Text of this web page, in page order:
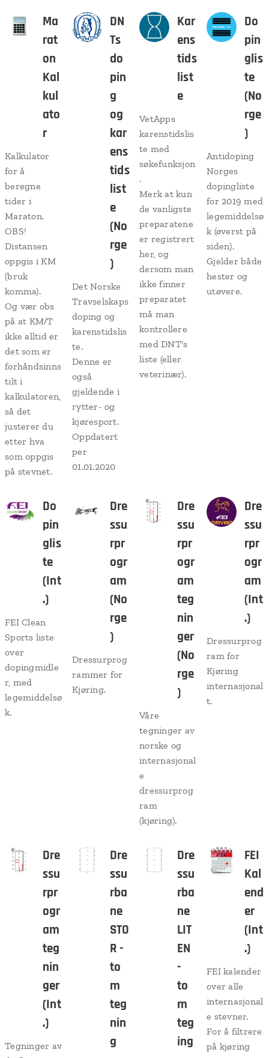
Ma
rat
on
Kal
kul
ato
r
Kalkulator
for å
beregne
tider i
Maraton.
OBS!
Distansen
oppgis i KM
(bruk
komma).
Og vær obs
på at KM/T
ikke alltid er
det som er
forhåndsinns
tilt i
kalkulatoren,
så det
justerer du
etter hva
som oppgis
på stevnet.
DN
Ts
do
pin
g
og
kar
ens
tids
list
e
(No
rge
)
Det Norske
Travselskaps
doping og
karenstidslis
te.
Denne er
også
gjeldende i
rytter- og
kjøresport.
Oppdatert
per
01.01.2020
Kar
ens
tids
list
e
VetApps
karenstidslis
te med
søkefunksjon
.
Merk at kun
de vanligste
preparatene
er registrert
her, og
dersom man
ikke finner
preparatet
må man
kontrollere
med DNT's
liste (eller
veterinær).
Do
pin
glis
te
(No
rge
)
Antidoping
Norges
dopingliste
for 2019 med
legemiddelsø
k (øverst på
siden).
Gjelder både
hester og
utøvere.
Do
pin
glis
te
(Int
.)
FEI Clean
Sports liste
over
dopingmidle
r, med
legemiddelsø
k.
Dre
ssu
rpr
ogr
am
(No
rge
)
Dressurprog
rammer for
Kjøring.
Dre
ssu
rpr
ogr
am
teg
nin
ger
(No
rge
)
Våre
tegninger av
norske og
internasjonal
e
dressurprog
ram
(kjøring).
Dre
ssu
rpr
ogr
am
(Int
.)
Dressurprog
ram for
Kjøring
internasjonal
t.
Dre
ssu
rpr
ogr
am
teg
nin
ger
(Int
.)
Tegninger av
Dre
ssu
rba
ne
STO
R -
to
m
teg
nin
g
Dre
ssu
rba
ne
LIT
EN
-
to
m
teg
ing
FEI
Kal
end
er
(Int
.)
FEI kalender
over alle
internasjonal
e stevner.
For å filtrere
på kjøring